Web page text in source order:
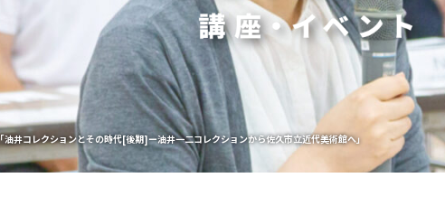
「油井コレクションとその時代[後期]ー油井一二コレクションから佐久市立近代美術館へ」